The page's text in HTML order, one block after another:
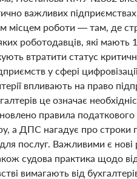
важливих
місцем роботи — там, де
роботодавців, які мають
втратити статус
у сфері
впливають на право
це означає
правила
а ДПС нагадує про строки
послуг. Важливими є
судова практика щодо
вимагають від